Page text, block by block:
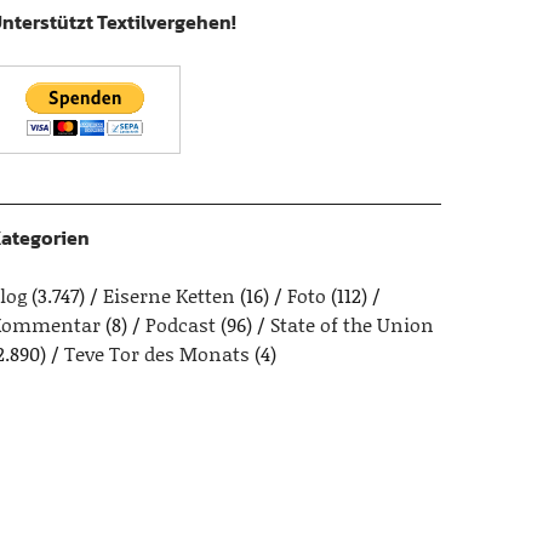
Textilvergehen!
(3.747) Eiserne Ketten (16) Foto (112)
(8) Podcast(96)
State of the Union
Teve Tor des Monats (4)